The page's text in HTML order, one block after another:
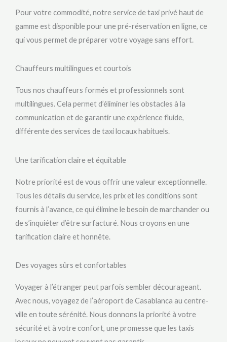
Pour votre commodité, notre service de taxi privé haut de
gamme est disponible pour une pré-réservation en ligne, ce
qui vous permet de préparer votre voyage sans effort.
Chauffeurs multilingues et courtois
Tous nos chauffeurs formés et professionnels sont
multilingues. Cela permet d’éliminer les obstacles à la
communication et de garantir une expérience fluide,
différente des services de taxi locaux habituels.
Une tarification claire et équitable
Notre priorité est de vous offrir une valeur exceptionnelle.
Tous les détails du service, les prix et les conditions sont
fournis à l’avance, ce qui élimine le besoin de marchander ou
de s’inquiéter d’être surfacturé. Nous croyons en une
tarification claire et honnête.
Des voyages sûrs et confortables
Voyager à l’étranger peut parfois sembler décourageant.
Avec nous, voyagez de l’aéroport de Casablanca au centre-
ville en toute sérénité. Nous donnons la priorité à votre
sécurité et à votre confort, une promesse que les taxis